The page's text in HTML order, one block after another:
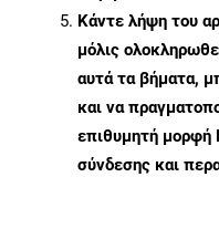
Κάντε λήψη του
μόλις
αυτά τα βήματα,
και να
επιθυμητή μορφή
σύνδεσης και